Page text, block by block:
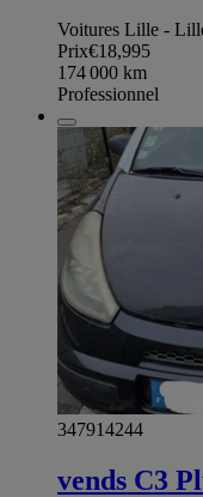
Voitures Lille -
Prix€18,995
174 000 km
Professionnel
347914244
vends C3